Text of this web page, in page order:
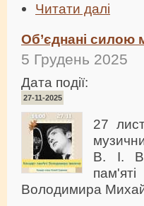
Читати далі
Об’єднані силою
5 Грудень 2025
Дата події:
27-11-2025
27
В. І.
Володимира